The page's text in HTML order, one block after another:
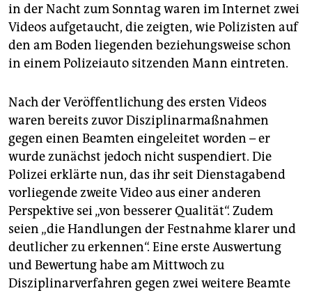
epaper login
in der Nacht zum Sonntag waren im Internet zwei
Videos aufgetaucht, die zeigten, wie Polizisten auf
den am Boden liegenden beziehungsweise schon
in einem Polizeiauto sitzenden Mann eintreten.
Nach der Veröffentlichung des ersten Videos
waren bereits zuvor Disziplinarmaßnahmen
gegen einen Beamten eingeleitet worden – er
wurde zunächst jedoch nicht suspendiert. Die
Polizei erklärte nun, das ihr seit Dienstagabend
vorliegende zweite Video aus einer anderen
Perspektive sei „von besserer Qualität“. Zudem
seien „die Handlungen der Festnahme klarer und
deutlicher zu erkennen“. Eine erste Auswertung
und Bewertung habe am Mittwoch zu
Disziplinarverfahren gegen zwei weitere Beamte